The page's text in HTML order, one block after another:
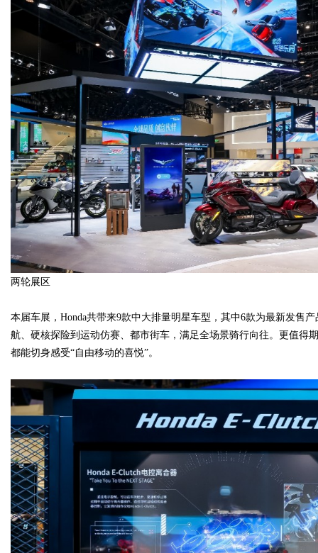
两轮展区
本届车展，Honda共带来9款中大排量明星车型，其中6款为最新发售
航、硬核探险到运动仿赛、都市街车，满足全场景骑行向往。更值得
都能切身感受“自由移动的喜悦”。